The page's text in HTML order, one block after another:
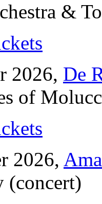
&
2026, De
of
2026,
(concert)